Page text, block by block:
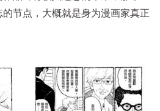
的节点，大概就是身为漫画家真正